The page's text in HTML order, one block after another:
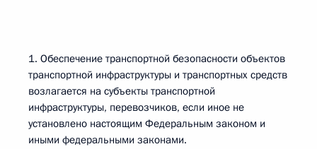
1. Обеспечение транспортной безопасности объектов
транспортной инфраструктуры и транспортных средств
возлагается на субъекты транспортной
инфраструктуры, перевозчиков, если иное не
установлено настоящим Федеральным законом и
иными федеральными законами.